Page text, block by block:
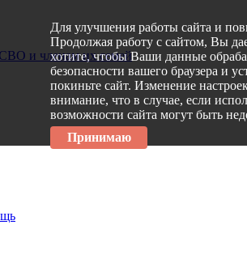
и членам их семей
Для улучшения работы сайта и
Продолжая работу с сайтом, Вы
хотите, чтобы Ваши данные
безопасности вашего браузера и
покиньте сайт. Изменение
внимание, что в случае, если
возможности сайта могут быть
Принимаю